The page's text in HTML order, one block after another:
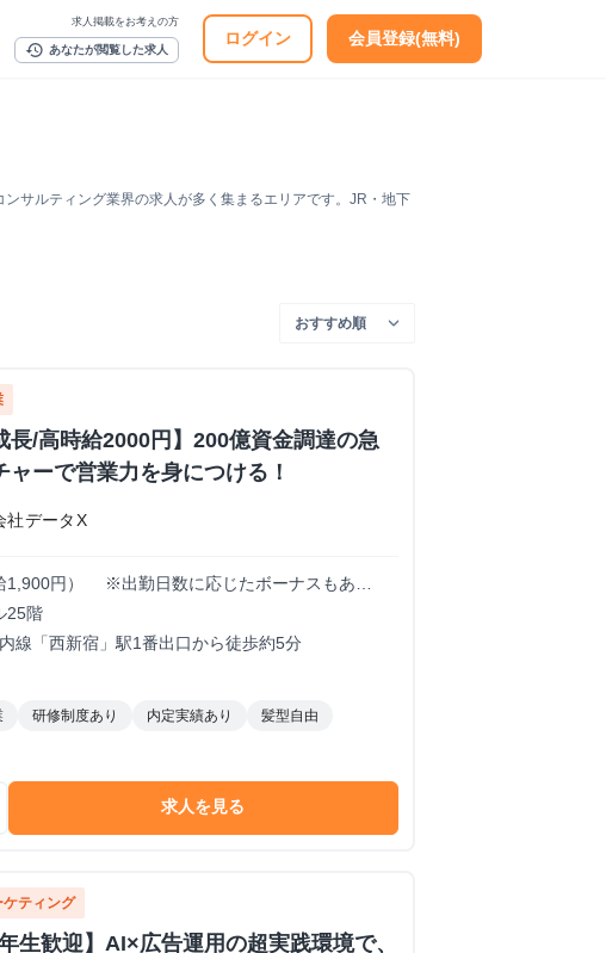
求人掲載をお考えの方
history あなたが閲覧した求人
ログイン 会員登録(無料)
サルティング業界の求人が多く集まるエリアです。JR・地下
長/高時給2000円】200億資金調達の急
ャーで営業力を身につける！
社データX
1,900円） ※出勤日数に応じたボーナスもあ
ちらも大歓迎！！！
ビル25階
線「西新宿」駅1番出口から徒歩約5分
研修制度あり 内定実績あり
髪型自由
求人を見る
ケティング
生歓迎】AI×広告運用の超実践環境で、